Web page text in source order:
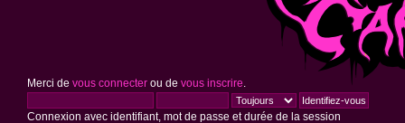
Merci de vous connecterou de vous inscrire
Connexion avec identifiant, mot de passe et durée de la session